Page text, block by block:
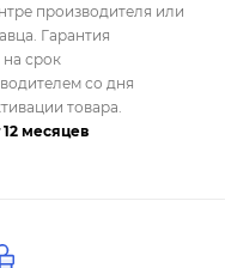
производителя или
Гарантия
на срок
со дня
товара.
12 месяцев